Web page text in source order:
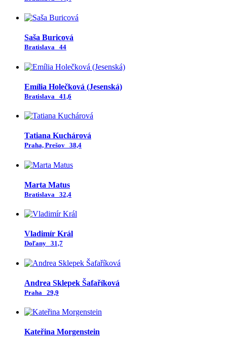
Saša Buricová
Bratislava 44
Emília Holečková (Jesenská)
Bratislava 41,6
Tatiana Kuchárová
Praha, Prešov 38,4
Marta Matus
Bratislava 32,4
Vladimír Král
Doľany 31,7
Andrea Sklepek Šafaříková
Praha 29,9
Kateřina Morgenstein